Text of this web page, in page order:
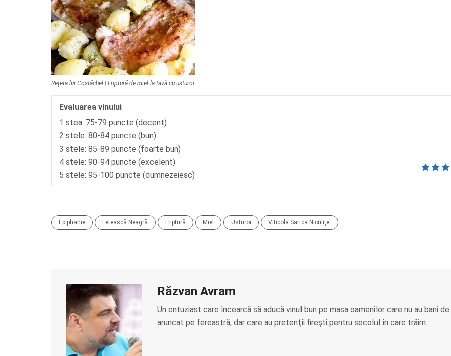
Reţeta lui Costăchel | Friptură de miel la tavă cu usturoi
Evaluarea vinului
1 stea: 75-79 puncte (decent)
2 stele: 80-84 puncte (bun)
3 stele: 85-89 puncte (foarte bun)
4 stele: 90-94 puncte (excelent)
5 stele: 95-100 puncte (dumnezeiesc)
Épiphanie Fetească Neagră Friptură Miel Usturoi Viticola Sarica Niculiţel
Răzvan Avram
Un entuziast care încearcă să aducă vinul bun pe masa oamenilor care nu au bani de
aruncat pe fereastră, dar care au pretenţii fireşti pentru secolul în care trăim.